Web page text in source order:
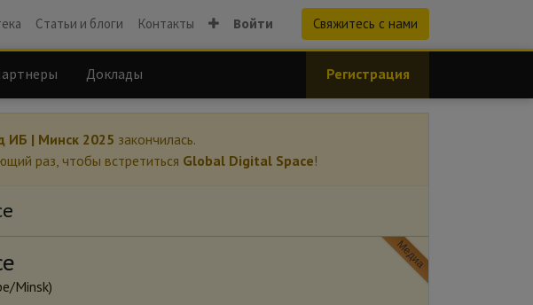
Статьи и блоги Контакты Войти Свяжитесь с нами
Доклады Регистрация
ИБ | Минск 2025 закончилась.
раз, чтобы встретиться Global Digital Space!
Медиа
Minsk)